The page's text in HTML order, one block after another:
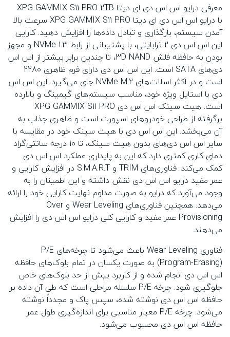
معرفی درایو اس اس دی ای دیتا XPG GAMMIX S11 PRO 2TB
با درایو اس اس دی ای دیتا XPG GAMMIX S11 PRO سرعت بالا
آمدن سیستم، بارگذاری و تبادل داده‌ها را افزایش دهید. کارایی
این اس اس دی 2 ترابایتی، با پشتیبانی از رابط NVMe 1.3 و مجهز
بودن به حافظه فلش 3D NAND، تا چندین برابر بیشتر از اس اس
دی‌های SATA است. این اس اس دی دارای فرم ظاهری 2280
است و در اکثر اسلات‌های NVMe M.2 جای می‌گیرد. این اس اس
دی با استایل ویژه خود، مناسب سیستم‌های گیمینگ و بالارده
است. هیت ‌سینک اس اس دی XPG GAMMIX S11 PRO
برگرفته از طراحی خودروهای اسپورت است و ظاهری جذاب به
آن می‌بخشد. این اس اس دی با هیت‌ سینک خود در مقایسه با
سایر اس اس دی‌های بدون هیت ‌سینک، تا 10 درجه سانتی‌گراد
دمای کاری کمتری دارد که این به پایداری عملکرد اس اس دی
کمک می‌کند. فناوری‌های TRIM و S.M.A.R.T در افزایش کارایی و
عمر مفید درایو اس اس دی نقش داشته و این اطمینان را به
وجود می‌آورد که درایو به صورت مداوم نهایت کارایی خود را ارائه
می‌دهد. همچنین فناوری‌های Wear Leveling و Over
Provisioning عمر مفید و کارایی کلی درایو اس اس دی را افزایش
می‌دهند.
فناوری Wear Leveling باعث می‌شود تا چرخه‌های P/E
(Program-Erasing) به صورت یکسان در تمام بلوک‌های حافظه
اس اس دی انجام شده و از کاربرد بیش از حد بلوک‌های خاص
جلوگیری شود. چرخه P/E سلسله مراحلی است که طی آن داده بر
حافظه اس اس دی نوشته شده، سپس پاک و مجدداً نوشته
می‌شود. چرخه P/E معیار مناسبی برای اندازه‌گیری طول عمر
حافظه اس اس دی محسوب می‌شود.